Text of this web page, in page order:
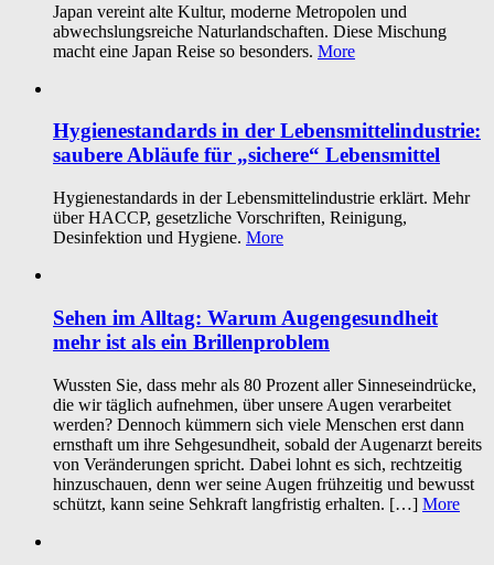
Japan vereint alte Kultur, moderne Metropolen und
abwechslungsreiche Naturlandschaften. Diese Mischung
macht eine Japan Reise so besonders. More
Hygienestandards in der Lebensmittelindustrie:
saubere Abläufe für „sichere“ Lebensmittel
Hygienestandards in der Lebensmittelindustrie erklärt. Mehr
über HACCP, gesetzliche Vorschriften, Reinigung,
Desinfektion und Hygiene. More
Sehen im Alltag: Warum Augengesundheit
mehr ist als ein Brillenproblem
Wussten Sie, dass mehr als 80 Prozent aller Sinneseindrücke,
die wir täglich aufnehmen, über unsere Augen verarbeitet
werden? Dennoch kümmern sich viele Menschen erst dann
ernsthaft um ihre Sehgesundheit, sobald der Augenarzt bereits
von Veränderungen spricht. Dabei lohnt es sich, rechtzeitig
hinzuschauen, denn wer seine Augen frühzeitig und bewusst
schützt, kann seine Sehkraft langfristig erhalten. […] More